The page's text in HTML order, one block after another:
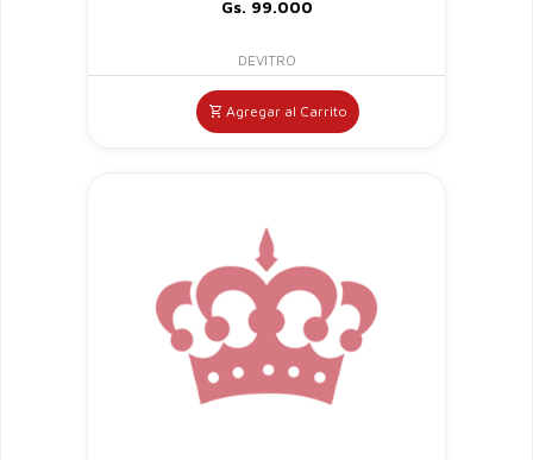
Gs. 99.000
DEVITRO
Agregar al Carrito